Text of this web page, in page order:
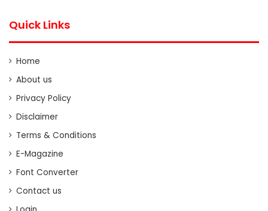
Quick Links
Home
About us
Privacy Policy
Disclaimer
Terms & Conditions
E-Magazine
Font Converter
Contact us